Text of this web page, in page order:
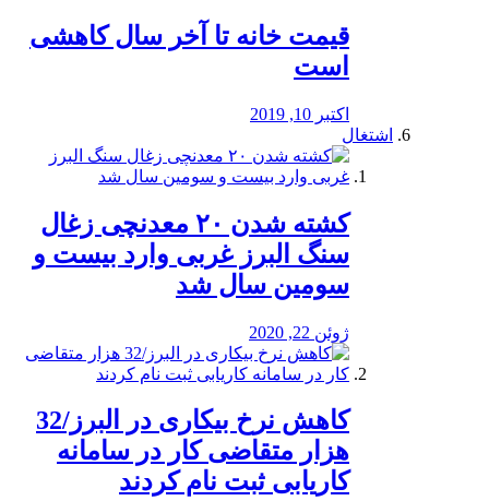
قیمت خانه تا آخر سال کاهشی
است
اکتبر 10, 2019
اشتغال
کشته شدن ۲۰ معدنچی زغال
سنگ البرز غربی وارد بیست و
سومین سال شد
ژوئن 22, 2020
کاهش نرخ بیکاری در البرز/32
هزار متقاضی کار در سامانه
کاریابی ثبت نام کردند